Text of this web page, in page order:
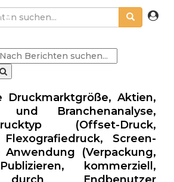
Druckmarktgröße, Aktien,
und Branchenanalyse,
(Offset-Druck,
Screen-
Anwendung (Verpackung,
kommerziell,